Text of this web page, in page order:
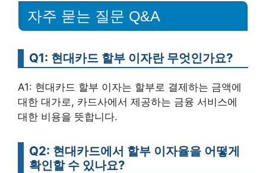
자주 묻는 질문 Q&A
Q1: 현대카드 할부 이자란 무엇인가요?
A1: 현대카드 할부 이자는 할부로 결제하는 금액에
대한 대가로, 카드사에서 제공하는 금융 서비스에
대한 비용을 뜻합니다.
Q2: 현대카드에서 할부 이자율을 어떻게
확인할 수 있나요?